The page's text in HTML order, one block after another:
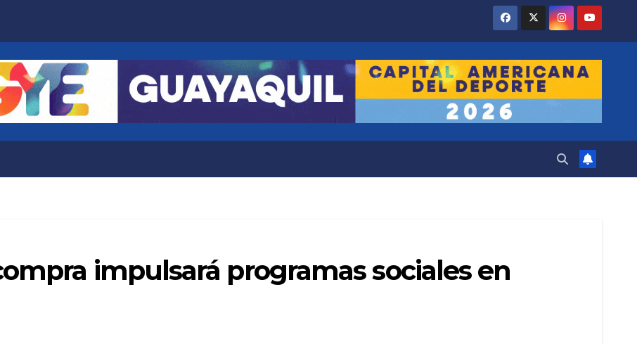
impulsará programas sociales en